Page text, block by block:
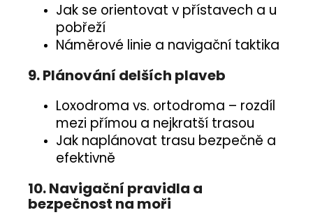
Jak se orientovat v přístavech a u
pobřeží
Náměrové linie a navigační taktika
9. Plánování delších plaveb
Loxodroma vs. ortodroma – rozdíl
mezi přímou a nejkratší trasou
Jak naplánovat trasu bezpečně a
efektivně
10. Navigační pravidla a
bezpečnost na moři